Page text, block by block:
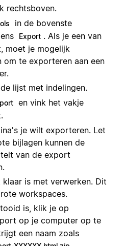
rechtsboven.
in de bovenste
Export . Als je een van
moet je mogelijk
om te exporteren aan een
lijst met indelingen.
en vink het vakje
je wilt exporteren. Let
bijlagen kunnen de
van de export
is met verwerken. Dit
workspaces.
is, klik je op
op je computer op te
een naam zoals